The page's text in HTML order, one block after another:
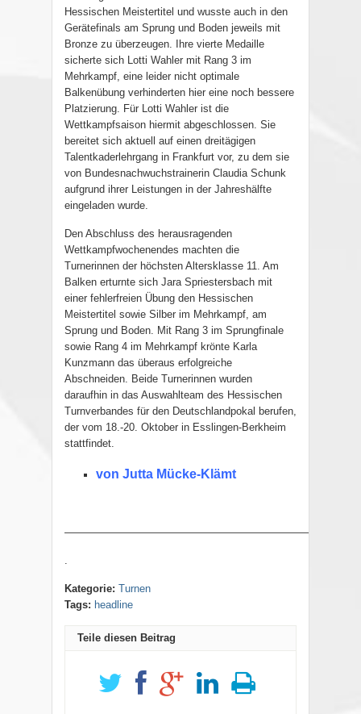
Hessischen Meistertitel und wusste auch in den
Gerätefinals am Sprung und Boden jeweils mit
Bronze zu überzeugen. Ihre vierte Medaille
sicherte sich Lotti Wahler mit Rang 3 im
Mehrkampf, eine leider nicht optimale
Balkenübung verhinderten hier eine noch bessere
Platzierung. Für Lotti Wahler ist die
Wettkampfsaison hiermit abgeschlossen. Sie
bereitet sich aktuell auf einen dreitägigen
Talentkaderlehrgang in Frankfurt vor, zu dem sie
von Bundesnachwuchstrainerin Claudia Schunk
aufgrund ihrer Leistungen in der Jahreshälfte
eingeladen wurde.
Den Abschluss des herausragenden
Wettkampfwochenendes machten die
Turnerinnen der höchsten Altersklasse 11. Am
Balken erturnte sich Jara Spriestersbach mit
einer fehlerfreien Übung den Hessischen
Meistertitel sowie Silber im Mehrkampf, am
Sprung und Boden. Mit Rang 3 im Sprungfinale
sowie Rang 4 im Mehrkampf krönte Karla
Kunzmann das überaus erfolgreiche
Abschneiden. Beide Turnerinnen wurden
daraufhin in das Auswahlteam des Hessischen
Turnverbandes für den Deutschlandpokal berufen,
der vom 18.-20. Oktober in Esslingen-Berkheim
stattfindet.
von Jutta Mücke-Klämt
———————————————————————–
Kategorie: Turnen
Tags: headline
Teile diesen Beitrag